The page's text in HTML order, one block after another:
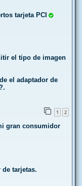
tarjeta PCI
el tipo de imagen
el adaptador de
1 2
gran consumidor
tarjetas.